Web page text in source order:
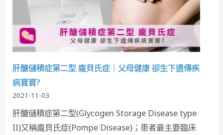
肝醣儲積症第二型 龐貝氏症｜父母健康 卻生下遺傳疾
病寶寶?
2021-11-03
肝醣儲積症第二型(Glycogen Storage Disease type
II)又稱龐貝氏症(Pompe Disease)；患者最主要臨床